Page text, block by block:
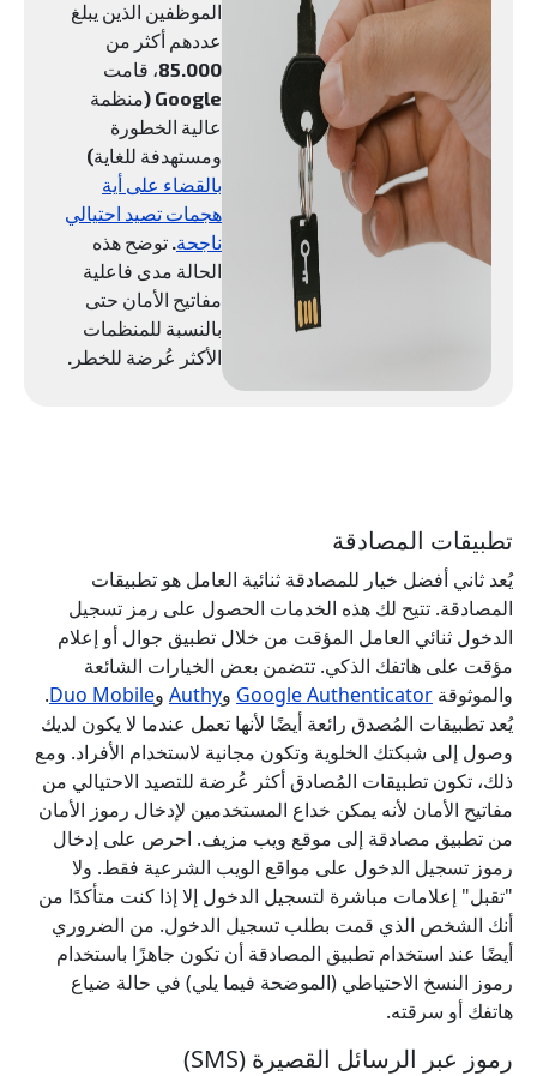
الموظفين الذين يبلغ
عددهم أكثر من
85.000، قامت
Google (منظمة
عالية الخطورة
ومستهدفة للغاية)
بالقضاء على أية
هجمات تصيد احتيالي
ناجحة. توضح هذه
الحالة مدى فاعلية
مفاتيح الأمان حتى
بالنسبة للمنظمات
الأكثر عُرضة للخطر.
تطبيقات المصادقة
يُعد ثاني أفضل خيار للمصادقة ثنائية العامل هو تطبيقات
المصادقة. تتيح لك هذه الخدمات الحصول على رمز تسجيل
الدخول ثنائي العامل المؤقت من خلال تطبيق جوال أو إعلام
مؤقت على هاتفك الذكي. تتضمن بعض الخيارات الشائعة
والموثوقة Google Authenticator وAuthy وDuo Mobile
.
يُعد تطبيقات المُصدق رائعة أيضًا لأنها تعمل عندما لا يكون لديك
وصول إلى شبكتك الخلوية وتكون مجانية لاستخدام الأفراد. ومع
ذلك، تكون تطبيقات المُصادق أكثر عُرضة للتصيد الاحتيالي من
مفاتيح الأمان لأنه يمكن خداع المستخدمين لإدخال رموز الأمان
من تطبيق مصادقة إلى موقع ويب مزيف. احرص على إدخال
رموز تسجيل الدخول على مواقع الويب الشرعية فقط. ولا
"تقبل" إعلامات مباشرة لتسجيل الدخول إلا إذا كنت متأكدًا من
أنك الشخص الذي قمت بطلب تسجيل الدخول. من الضروري
أيضًا عند استخدام تطبيق المصادقة أن تكون جاهزًا باستخدام
رموز النسخ الاحتياطي (الموضحة فيما يلي) في حالة ضياع
هاتفك أو سرقته.
رموز عبر الرسائل القصيرة (SMS)